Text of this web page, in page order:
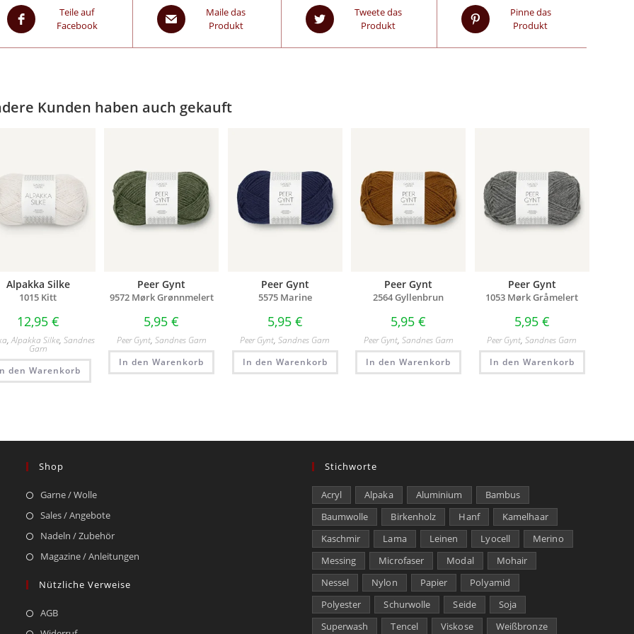
Teile auf
Facebook
Maile das
Produkt
Tweete das
Produkt
Pinne das
Produkt
Kunden haben auch gekauft
Alpakka Silke
1015 Kitt
12,95 €
,Alpakka Silke, Sandnes
Garn
den Warenkorb
Peer Gynt
9572 Mørk Grønnmelert
5,95€
Peer Gynt, Sandnes Garn
In den Warenkorb
Peer Gynt
5575 Marine
5,95 €
Peer Gynt,Sandnes Garn
In den Warenkorb
Peer Gynt
2564 Gyllenbrun
5,95€
Peer Gynt, Sandnes Garn
In den Warenkorb
Peer Gynt
1053 Mørk Gråmelert
5,95 €
Peer Gynt,Sandnes Garn
In den Warenkorb
Shop
Garne / Wolle
Sales / Angebote
Nadeln / Zubehör
Magazine / Anleitungen
Nützliche Verweise
AGB
Stichworte
Acryl Alpaka Aluminium
Bambus
Baumwolle
Birkenholz Hanf
Kamelhaar
Kaschmir
Lama Leinen Lyocell
Merino
Messing
Microfaser Modal
Mohair
Nessel
Nylon Papier
Polyamid
Polyester
Schurwolle Seide
Soja
Superwash
Tencel Viskose Weißbronze